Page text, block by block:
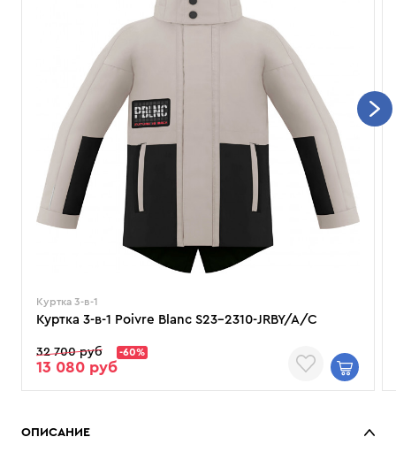
Куртка 3-в-1
Куртка 3-в-1 Poivre Blanc S23-2310-JRBY/A/C
32 700 руб -60%
13 080 руб
ОПИСАНИЕ